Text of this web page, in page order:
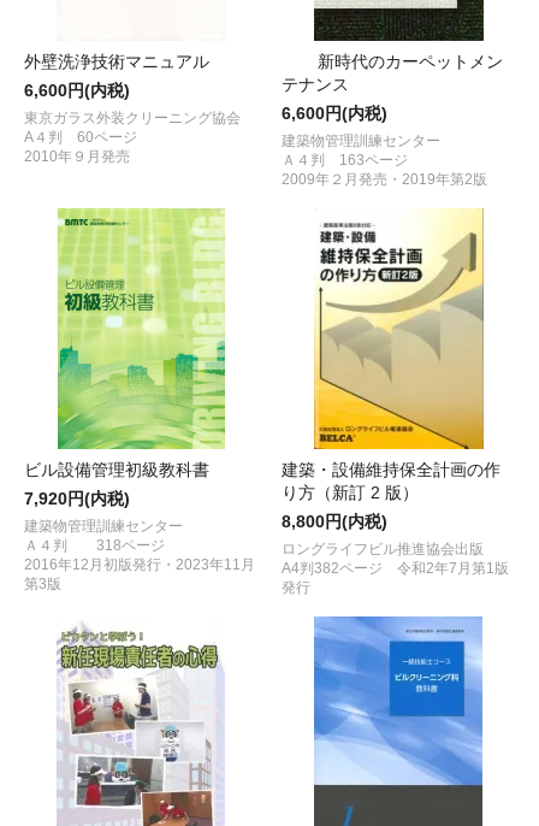
外壁洗浄技術マニュアル
6,600円(内税)
東京ガラス外装クリーニング協会
A４判 60ページ
2010年９月発売
新時代のカーペットメン
テナンス
6,600円(内税)
建築物管理訓練センター
Ａ４判 163ページ
2009年２月発売・2019年第2版
ビル設備管理初級教科書
7,920円(内税)
建築物管理訓練センター
Ａ４判 318ページ
2016年12月初版発行・2023年11月
第3版
建築・設備維持保全計画の作
り方（新訂 2 版）
8,800円(内税)
ロングライフビル推進協会出版
A4判382ページ 令和2年7月第1版
発行